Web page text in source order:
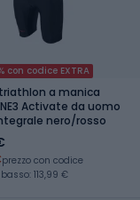
con codice EXTRA
a manica
Activate da uomo
nero/rosso
prezzo con codice
113,99 €